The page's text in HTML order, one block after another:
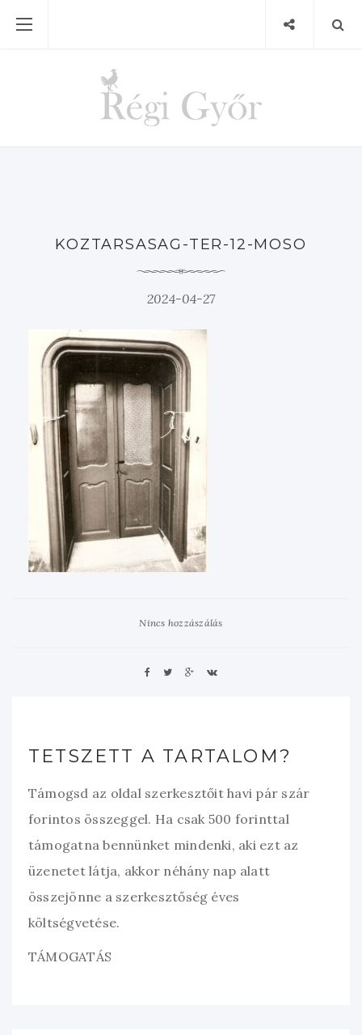
KOZTARSASAG-TER-12-MOSO
2024-04-27
Nincs hozzászálás
TETSZETT A TARTALOM?
Támogsd az oldal szerkesztőit havi pár szár
forintos összeggel. Ha csak 500 forinttal
támogatna bennünket mindenki, aki ezt az
üzenetet látja, akkor néhány nap alatt
összejönne a szerkesztőség éves
költségvetése.
TÁMOGATÁS